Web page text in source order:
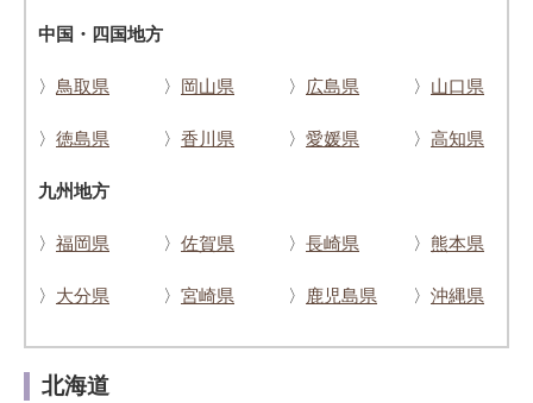
中国・四国地方
〉 鳥取県 〉 岡山県 〉 広島県 〉 山口県
〉 徳島県 〉 香川県 〉 愛媛県 〉 高知県
九州地方
〉 福岡県 〉 佐賀県 〉 長崎県 〉 熊本県
〉 大分県 〉 宮崎県 〉 鹿児島県 〉 沖縄県
北海道